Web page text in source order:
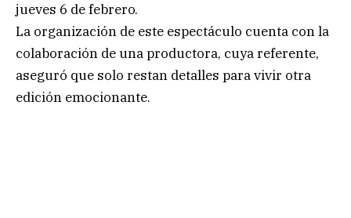
jueves 6 de febrero.
La organización de este espectáculo cuenta con la
colaboración de una productora, cuya referente,
aseguró que solo restan detalles para vivir otra
edición emocionante.